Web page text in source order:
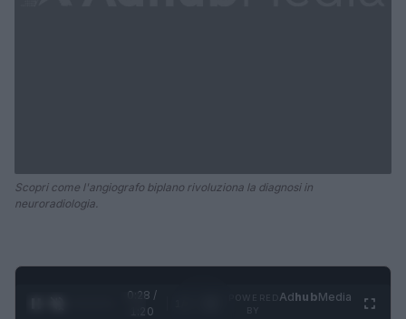
Scopri come l'angiografo biplano rivoluziona la diagnosi in
neuroradiologia.
0:28 /
1:20
AdhubMedia